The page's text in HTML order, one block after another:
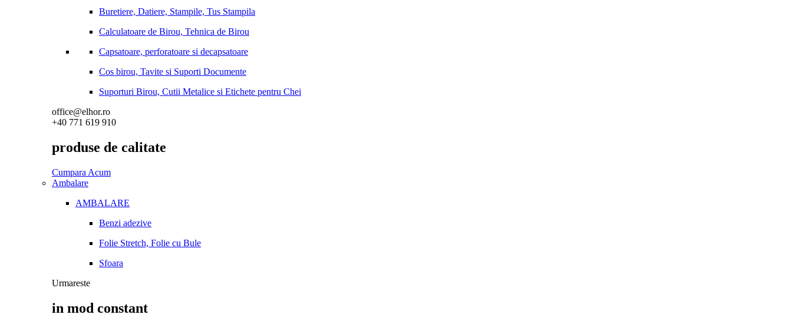
Buretiere, Datiere, Stampile, Tus Stampila
Calculatoare de Birou, Tehnica de Birou
Capsatoare, perforatoare si decapsatoare
Cos birou, Tavite si Suporti Documente
Suporturi Birou, Cutii Metalice si Etichete pentru Chei
office@elhor.ro
+40 771 619 910
produse de calitate
Cumpara Acum
Ambalare
AMBALARE
Benzi adezive
Folie Stretch, Folie cu Bule
Sfoara
Urmareste
in mod constant